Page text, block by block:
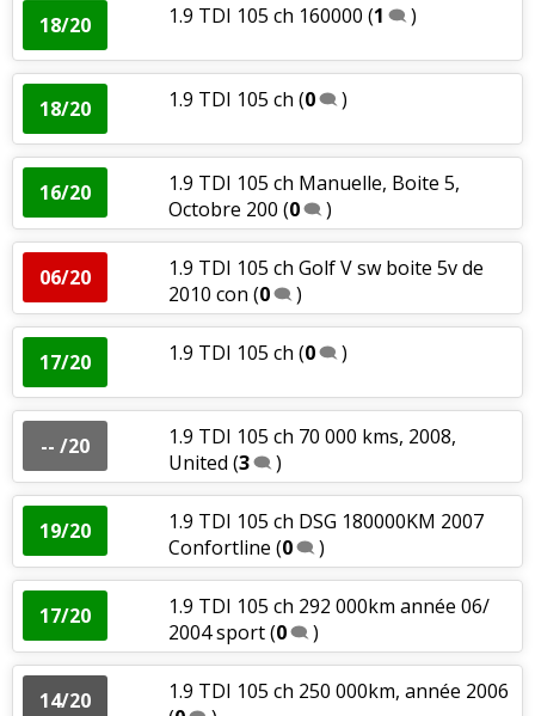
18/20 1.9 TDI 105 ch 160000 (1 )
18/20 1.9 TDI 105 ch (0 )
16/20
1.9 TDI 105 ch Manuelle, Boite 5,
Octobre 200 (0 )
06/20
1.9 TDI 105 ch Golf V sw boite 5v de
2010 con (0 )
17/20 1.9 TDI 105 ch (0 )
-- /20
1.9 TDI 105 ch 70 000 kms, 2008,
United (3 )
19/20
1.9 TDI 105 ch DSG 180000KM 2007
Confortline (0 )
17/20
1.9 TDI 105 ch 292 000km année 06/
2004 sport(0 )
14/20
1.9 TDI 105 ch 250 000km, année 2006